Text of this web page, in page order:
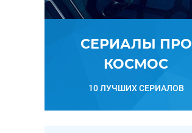
СЕРИАЛЫ ПРО
КОСМОС
10 ЛУЧШИХ СЕРИАЛОВ